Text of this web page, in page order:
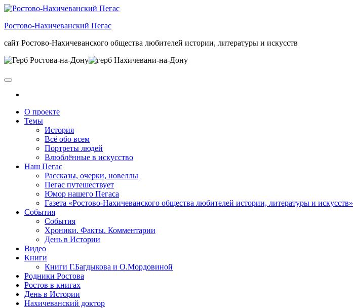
Skip
the
Ростово-Нахичеванский Пегас
сайт Ростово-Нахичеванского общества любителей истории, литературы и искусств
О проекте
Темы
История
Всё обо всем
Портреты людей
Влюблённые в искусство
Наш Пегас
Рассказы, очерки, новеллы
Пегас путешествует
Юмор нашего Пегаса
Газета «Ростово-Нахичеванского общества любителей истории, литературы и искусств»
События
События
Хроники. Факты. Комментарии
День в Истории
Видео
Книги
Книги Г.Багдыкова и О.Мордовиной
Родники Ростова
Ростов в книгах
День в Истории
Нахичеванский доктор